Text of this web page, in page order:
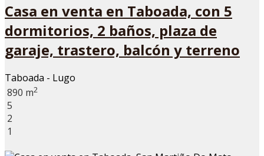
Casa en venta en Taboada, con 5
dormitorios, 2 baños, plaza de
garaje, trastero, balcón y terreno
Taboada - Lugo
890 m2
5
2
1